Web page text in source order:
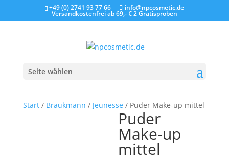
+49 (0) 2741 93 77 66 info@npcosmetic.de
Versandkostenfrei ab 69,- €2 Gratisproben
Seite wählen
Start/ Braukmann / Jeunesse / Puder Make-up mittel
Puder
Make-up
mittel